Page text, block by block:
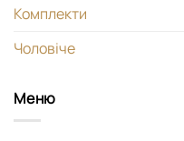
Комплекти
Чоловіче
Меню